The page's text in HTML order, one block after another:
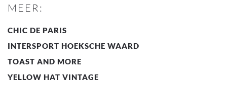
MEER:
CHIC DE PARIS
INTERSPORT HOEKSCHE WAARD
TOAST AND MORE
YELLOW HAT VINTAGE